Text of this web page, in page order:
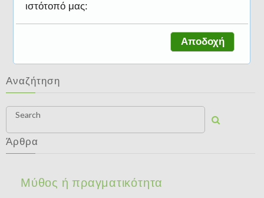
Καρποί και βότανα
Αναζήτηση
Search
Άρθρα
Μύθος ή πραγματικότητα
ιστότοπό μας:
Αποδοχή